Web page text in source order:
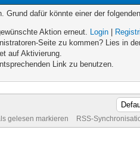
Grund dafür könnte einer der
Aktion erneut. Login
Seite zu kommen? Lies in
auf Aktivierung.
Link zu benutzen.
gelesen markieren RSS-